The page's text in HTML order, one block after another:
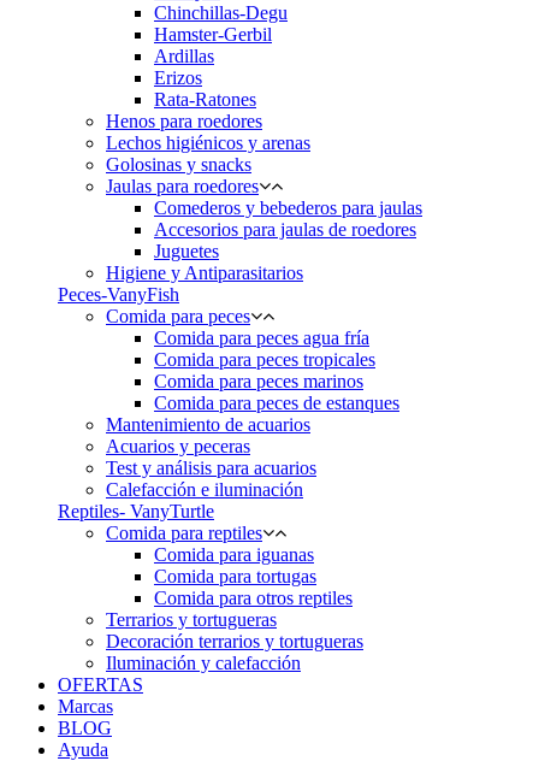
Chinchillas-Degu
Hamster-Gerbil
Ardillas
Erizos
Rata-Ratones
Henos para roedores
Lechos higiénicos y arenas
Golosinas y snacks
Jaulas para roedores
Comederos y bebederos para jaulas
Accesorios para jaulas de roedores
Juguetes
Higiene y Antiparasitarios
Peces-VanyFish
Comida para peces
Comida para peces agua fría
Comida para peces tropicales
Comida para peces marinos
Comida para peces de estanques
Mantenimiento de acuarios
Acuarios y peceras
Test y análisis para acuarios
Calefacción e iluminación
Reptiles- VanyTurtle
Comida para reptiles
Comida para iguanas
Comida para tortugas
Comida para otros reptiles
Terrarios y tortugueras
Decoración terrarios y tortugueras
Iluminación y calefacción
OFERTAS
Marcas
BLOG
Ayuda